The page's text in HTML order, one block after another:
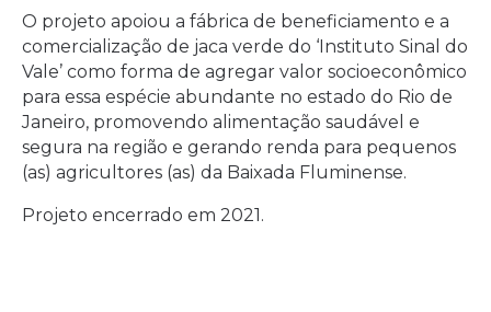
O projeto apoiou a fábrica de beneficiamento e a
comercialização de jaca verde do ‘Instituto Sinal do
Vale’ como forma de agregar valor socioeconômico
para essa espécie abundante no estado do Rio de
Janeiro, promovendo alimentação saudável e
segura na região e gerando renda para pequenos
(as) agricultores (as) da Baixada Fluminense.
Projeto encerrado em 2021.